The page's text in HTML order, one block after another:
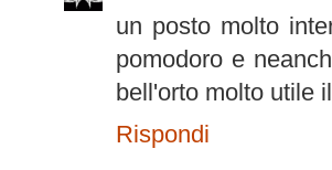
un posto molto
pomodoro e
bell'orto molto utile
Rispondi